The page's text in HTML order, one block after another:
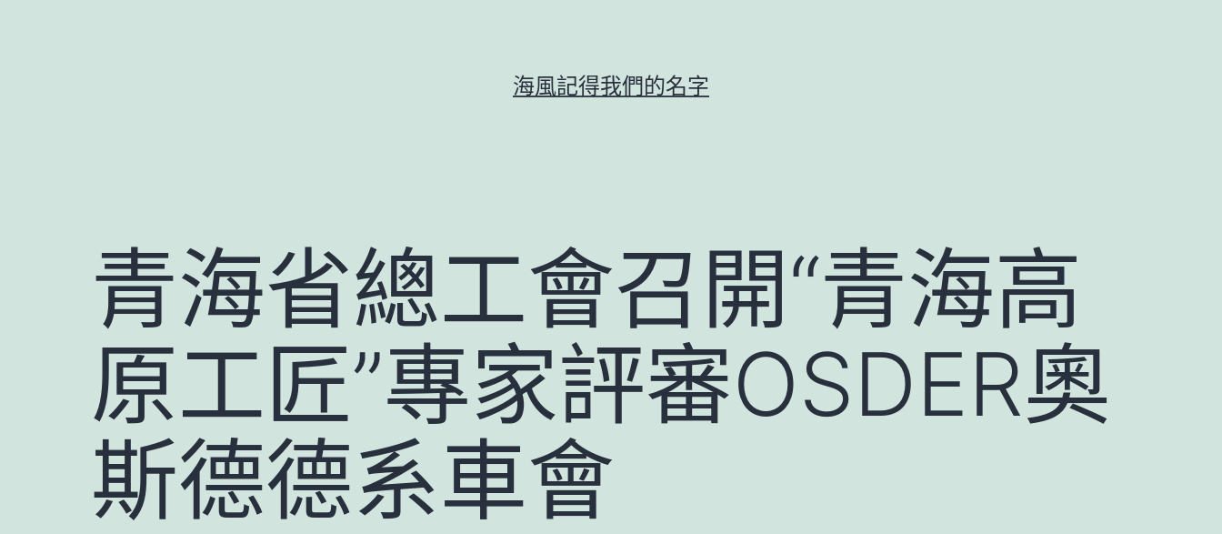
海風記得我們的名字
青海省總工會召開“青海高
原工匠”專家評審OSDER奧
斯德德系車會